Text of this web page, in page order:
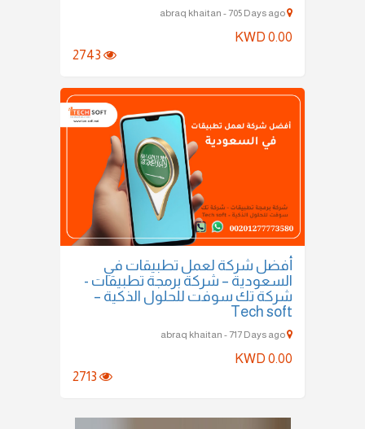
KWD 0.00
أفضل شركة لعمل تطبيقات في
السعودية – شركة برمجة تطبيقات -
شركة تك سوفت للحلول الذكية –
Tech soft
KWD 0.00